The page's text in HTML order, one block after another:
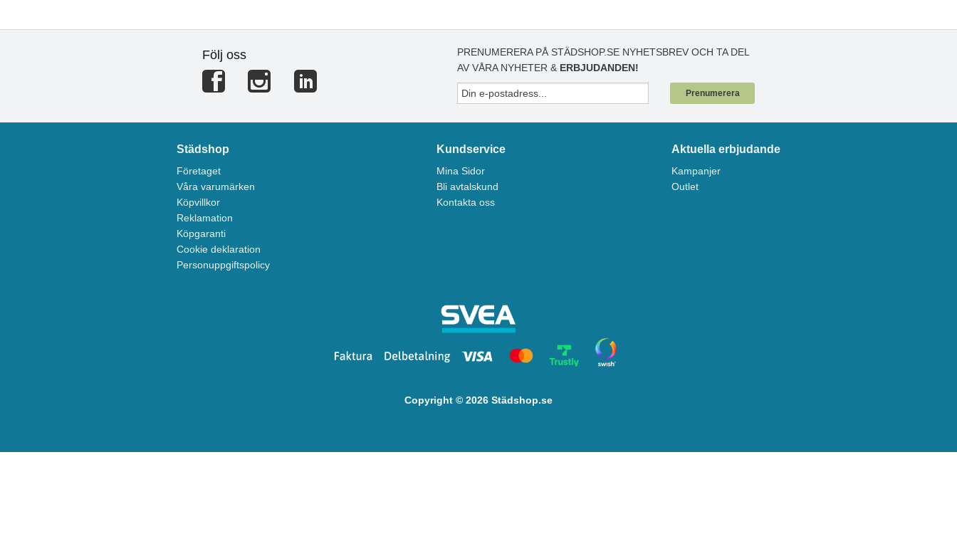
Följ oss
PRENUMERERA PÅ STÄDSHOP.SE NYHETSBREV OCH TA DEL
AV VÅRA NYHETER & ERBJUDANDEN!
Prenumerera
Städshop
Företaget
Våra varumärken
Köpvillkor
Reklamation
Köpgaranti
Cookie deklaration
Personuppgiftspolicy
Kundservice
Mina Sidor
Bli avtalskund
Kontakta oss
Aktuella erbjudande
Kampanjer
Outlet
Copyright © 2026 Städshop.se